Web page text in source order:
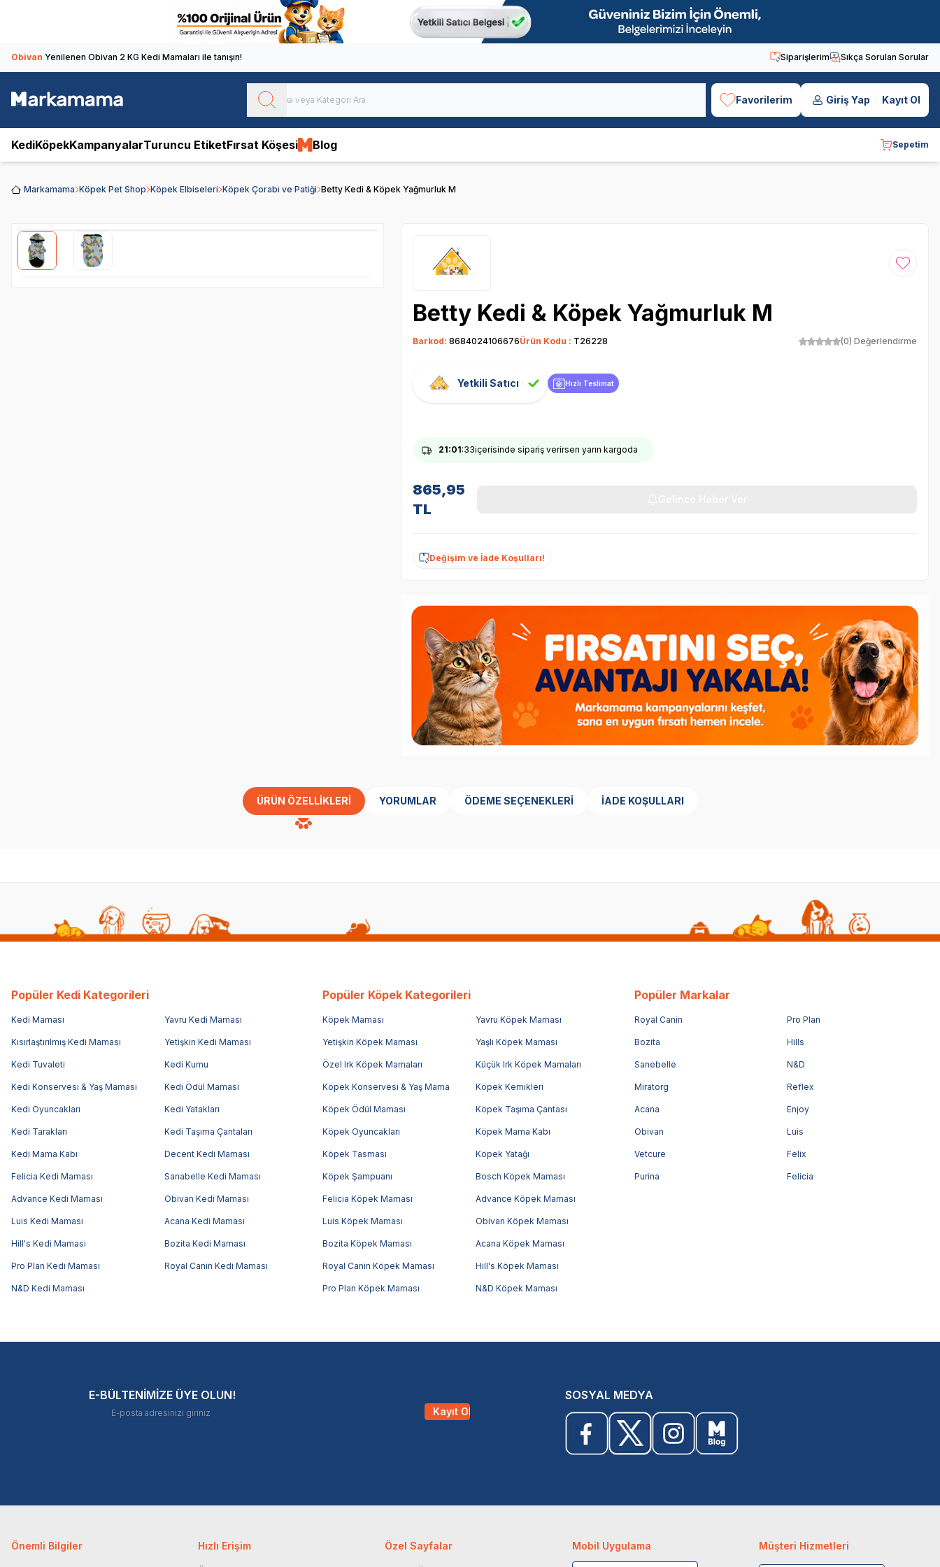
Obivan Yenilenen Obivan 2 KG Kedi Mamaları ile tanışın! Siparişlerim Sıkça Sorulan Sorular
Favorilerim Giriş Yap Kayıt Ol
KediKöpekKampanyalarTuruncu EtiketFırsat Köşesi Blog Sepetim
Markamama Köpek Pet Shop Köpek Elbiseleri Köpek Çorabı ve Patiği Betty Kedi & Köpek Yağmurluk M
Favoriye
Betty Kedi & Köpek Yağmurluk M
Barkod: 8684024106676Ürün Kodu : T26228 (0) Değerlendirme
Yetkili Satıcı Hızlı Teslimat
21:01:32içerisinde sipariş verirsen yarın kargoda
865,95
TL
Değişim ve İade Koşulları!
ÜRÜN ÖZELLIKLERI YORUMLAR ÖDEME SEÇENEKLERI İADE KOŞULLARI
Popüler Kedi Kategorileri
Kedi Maması Yavru Kedi Maması
Kısırlaştırılmış Kedi Maması Yetişkin Kedi Maması
Kedi Tuvaleti Kedi Kumu
Kedi Konservesi & Yaş Maması Kedi Ödül Maması
Kedi Oyuncakları Kedi Yatakları
Kedi Tarakları Kedi Taşıma Çantaları
Kedi Mama Kabı Decent Kedi Maması
Felicia Kedi Maması Sanabelle Kedi Maması
Advance Kedi Maması Obivan Kedi Maması
Luis Kedi Maması Acana Kedi Maması
Hill's Kedi Maması Bozita Kedi Maması
Pro Plan Kedi Maması Royal Canin Kedi Maması
N&D Kedi Maması
Popüler Köpek Kategorileri
Köpek Maması Yavru Köpek Maması
Yetişkin Köpek Maması Yaşlı Köpek Maması
Özel Irk Köpek Mamaları Küçük Irk Köpek Mamaları
Köpek Konservesi & Yaş Mama Köpek Kemikleri
Köpek Ödül Maması Köpek Taşıma Çantası
Köpek Oyuncakları Köpek Mama Kabı
Köpek Tasması Köpek Yatağı
Köpek Şampuanı Bosch Köpek Maması
Felicia Köpek Maması Advance Köpek Maması
Luis Köpek Maması Obivan Köpek Maması
Bozita Köpek Maması Acana Köpek Maması
Royal Canin Köpek Maması Hill's Köpek Maması
Pro Plan Köpek Maması N&D Köpek Maması
Popüler Markalar
Royal Canin Pro Plan
Bozita Hills
Sanebelle N&D
Miratorg Reflex
Acana Enjoy
Obivan Luis
Vetcure Felix
Purina Felicia
E-BÜLTENİMİZE ÜYE OLUN!
Kayıt Ol
SOSYAL MEDYA
Önemli Bilgiler Hızlı Erişim Özel Sayfalar Mobil Uygulama Müşteri Hizmetleri